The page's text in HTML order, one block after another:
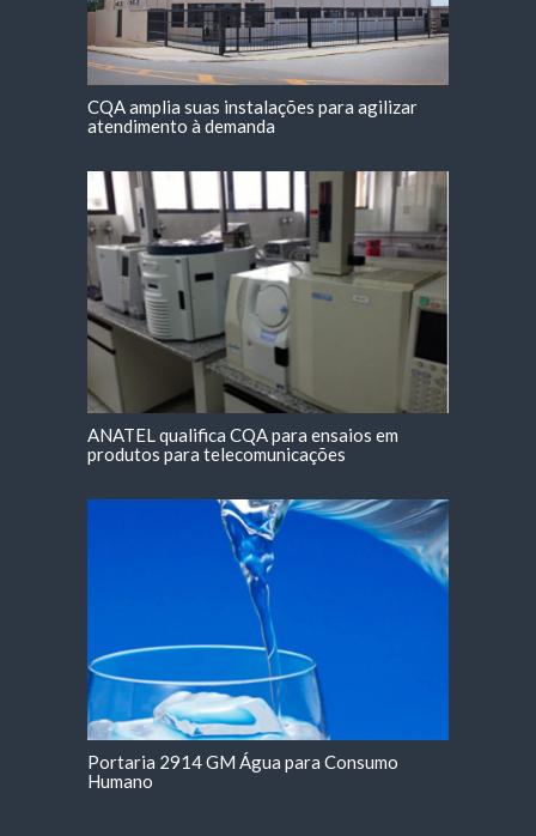
CQA amplia suas instalações para agilizar
atendimento à demanda
ANATEL qualifica CQA para ensaios em
produtos para telecomunicações
Portaria 2914 GM Água para Consumo
Humano